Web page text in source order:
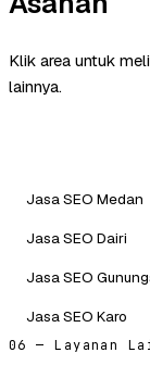
Klik area untuk
lainnya.
Jasa SEO Medan
Jasa SEO Dairi
Jasa SEO
Jasa SEO Karo
06 — Layanan